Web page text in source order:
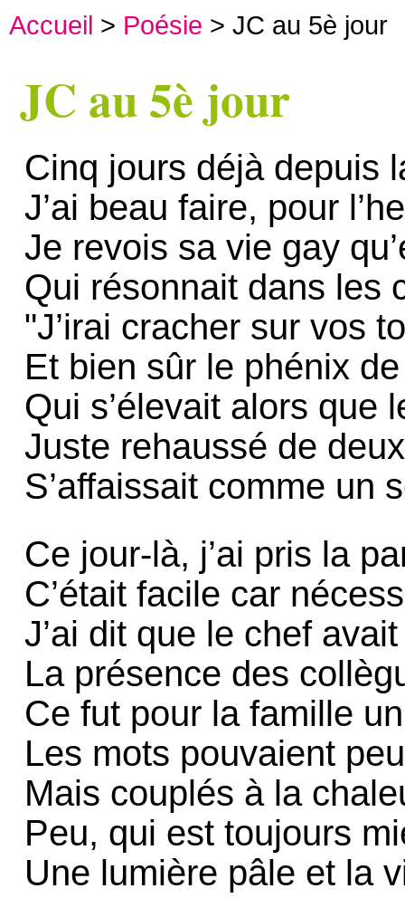
Accueil > Poésie > JC au 5è jour
JC au 5è jour
Cinq jours déjà depuis
J’ai beau faire, pour
Je revois sa vie gay
Qui résonnait dans les
"J’irai cracher sur vos
Et bien sûr le phénix
Qui s’élevait alors que
Juste rehaussé de
S’affaissait comme un
Ce jour-là, j’ai pris la
C’était facile car
J’ai dit que le chef
La présence des
Ce fut pour la famille
Les mots pouvaient
Mais couplés à la
Peu, qui est toujours
Une lumière pâle et la